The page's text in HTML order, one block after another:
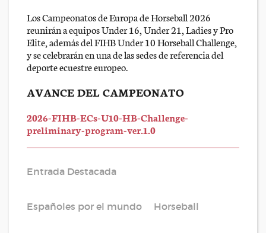
Los Campeonatos de Europa de Horseball 2026
reunirán a equipos Under 16, Under 21, Ladies y Pro
Elite, además del FIHB Under 10 Horseball Challenge,
y se celebrarán en una de las sedes de referencia del
deporte ecuestre europeo.
AVANCE DEL CAMPEONATO
2026-FIHB-ECs-U10-HB-Challenge-
preliminary-program-ver.1.0
Entrada Destacada
Españoles por el mundo Horseball